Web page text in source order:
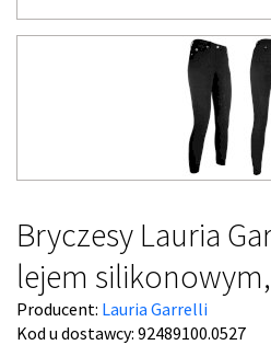
Bryczesy Lauria
lejem
Producent: Lauria Garrelli
Kod u dostawcy: 92489100.0527